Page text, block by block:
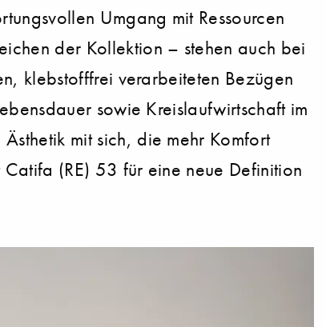
Umgang mit Ressourcen
der Kollektion – stehen auch bei
klebstofffrei verarbeiteten Bezügen
sowie Kreislaufwirtschaft im
mit sich, die mehr Komfort
(RE) 53 für eine neue Definition